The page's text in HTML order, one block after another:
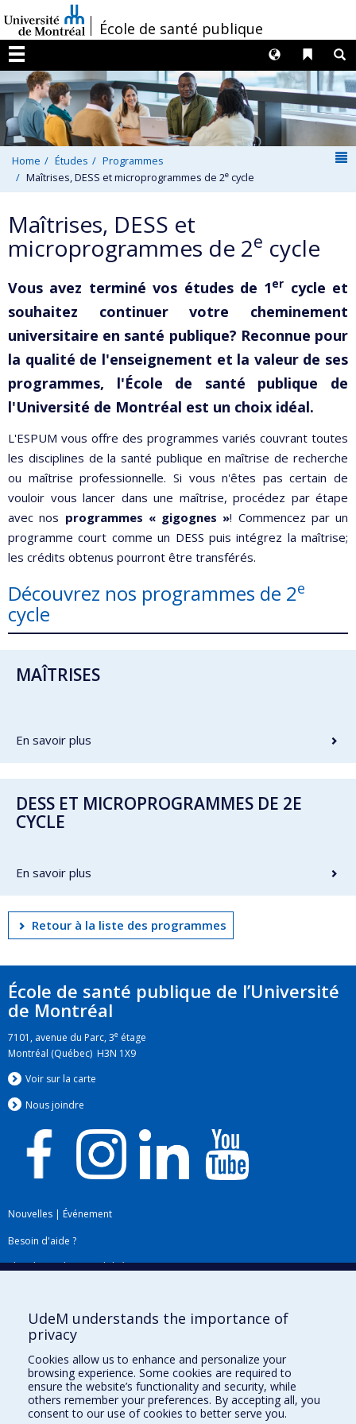
au
contenu
/École de santé publique
Menu
Liens
Langues
Home Études
Programmes
Maîtrises, DESS et microprogrammes de 2e cycle
Maîtrises, DESS et
microprogrammes de 2e cycle
Vous avez terminé vos études de 1er cycle et
souhaitez continuer votre cheminement
universitaire en santé publique? Reconnue pour
la qualité de l'enseignement et la valeur de ses
programmes, l'École de santé publique de
l'Université de Montréal est un choix idéal.
L'ESPUM vous offre des programmes variés couvrant toutes
les disciplines de la santé publique en maîtrise de recherche
ou maîtrise professionnelle. Si vous n'êtes pas certain de
vouloir vous lancer dans une maîtrise, procédez par étape
avec nos programmes « gigognes »! Commencez par un
programme court comme un DESS puis intégrez la maîtrise;
les crédits obtenus pourront être transférés.
Découvrez nos programmes de 2e
cycle
MAÎTRISES
En savoir plus
DESS ET MICROPROGRAMMES DE 2E
CYCLE
En savoir plus
Retour à la liste des programmes
École de santé publique de l’Université
de Montréal
7101, avenue du Parc, 3e étage
Montréal (Québec) H3N 1X9
Voir sur la carte
Nous joindre
Nouvelles | Événement
Besoin d'aide ?
Plan du site|Accessibilité
Téléchargez les logos de l'ESPUM
UdeM understands the importance of
privacy
Cookies allow us to enhance and personalize your
browsing experience. Some cookies are required to
ensure the website’s functionality and security, while
others remember your preferences. By accepting all, you
consent to our use of cookies to better serve you.